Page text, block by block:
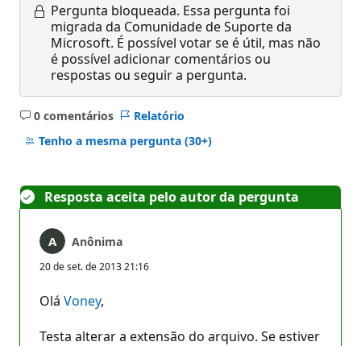
Pergunta bloqueada. Essa pergunta foi
migrada da Comunidade de Suporte da
Microsoft. É possível votar se é útil, mas não
é possível adicionar comentários ou
respostas ou seguir a pergunta.
0 comentários
Sem
comentários
Relatório
Tenho a mesma pergunta (30+)
Resposta aceita pelo autor da pergunta
Anônima
20 de set. de 2013 21:16
Olá Voney,
Testa alterar a extensão do arquivo. Se estiver